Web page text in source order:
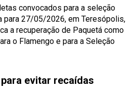
convocados para a seleção
para 27/05/2026, em Teresópolis,
a recuperação de Paquetá como
o Flamengo e para a Seleção
evitar recaídas